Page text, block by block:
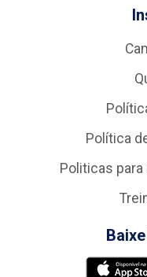
Política
Politicas